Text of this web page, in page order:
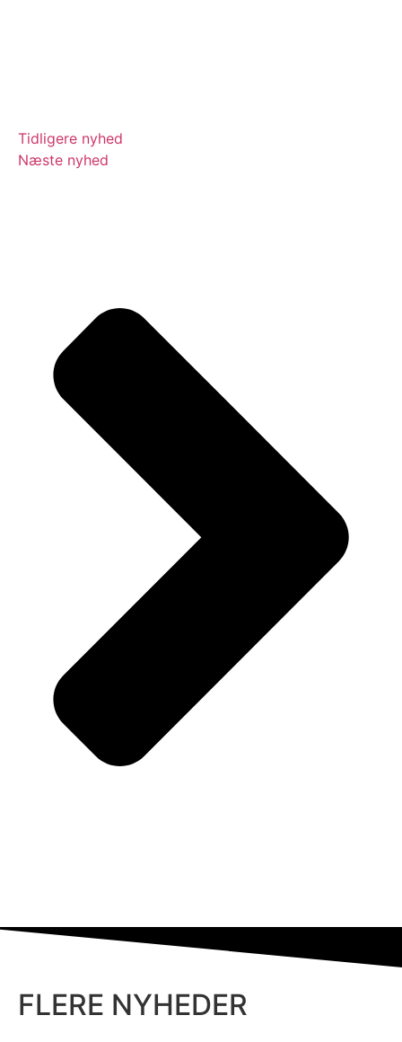
Tidligere nyhed
Næste nyhed
FLERE NYHEDER